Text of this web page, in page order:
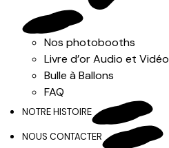
Nos photobooths
Livre d’or Audio et Vidéo
Bulle à Ballons
FAQ
NOTRE HISTOIRE
NOUS CONTACTER